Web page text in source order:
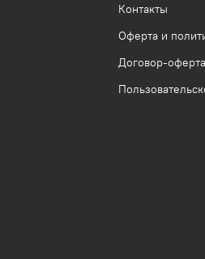
Контакты
Оферта и
Договор-оферта